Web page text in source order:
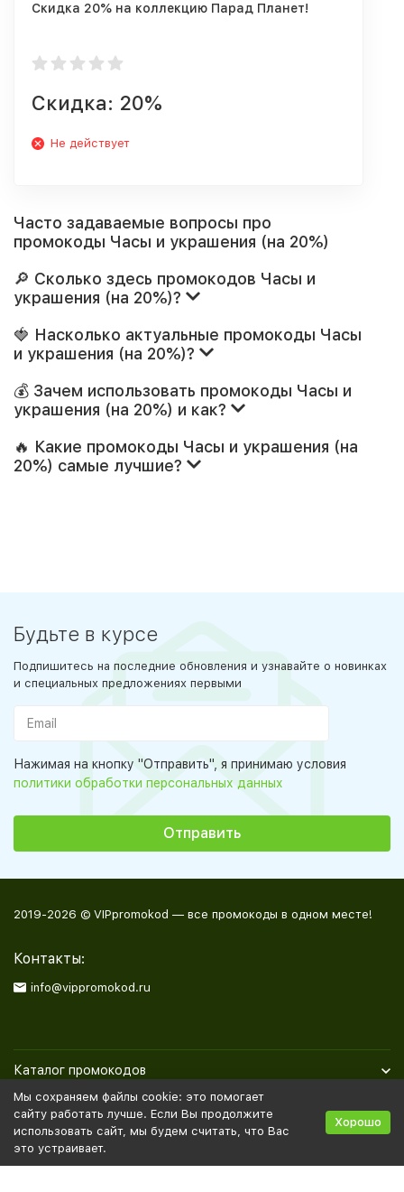
Скидка 20% на коллекцию Парад Планет!
Скидка: 20%
Не действует
Часто задаваемые вопросы про
промокоды Часы и украшения (на 20%)
🔎 Сколько здесь промокодов Часы и
украшения (на 20%)?
🍓 Насколько актуальные промокоды Часы
и украшения (на 20%)?
💰 Зачем использовать промокоды Часы и
украшения (на 20%) и как?
🔥 Какие промокоды Часы и украшения (на
20%) самые лучшие?
Будьте в курсе
Подпишитесь на последние обновления и узнавайте о новинках
и специальных предложениях первыми
Нажимая на кнопку "Отправить", я принимаю условия
политики обработки персональных данных
2019-2026 © VIPpromokod — все промокоды в одном месте!
Контакты:
info@vippromokod.ru
Каталог промокодов
Полезная информация
Политика персональных данных Карта сайта
Мы сохраняем файлы cookie: это помогает
сайту работать лучше. Если Вы продолжите
использовать сайт, мы будем считать, что Вас
это устраивает.
Хорошо